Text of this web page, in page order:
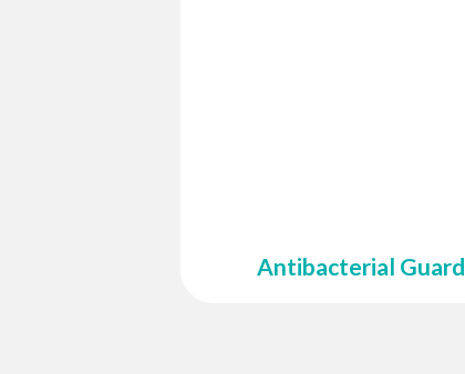
Antibacterial Guard